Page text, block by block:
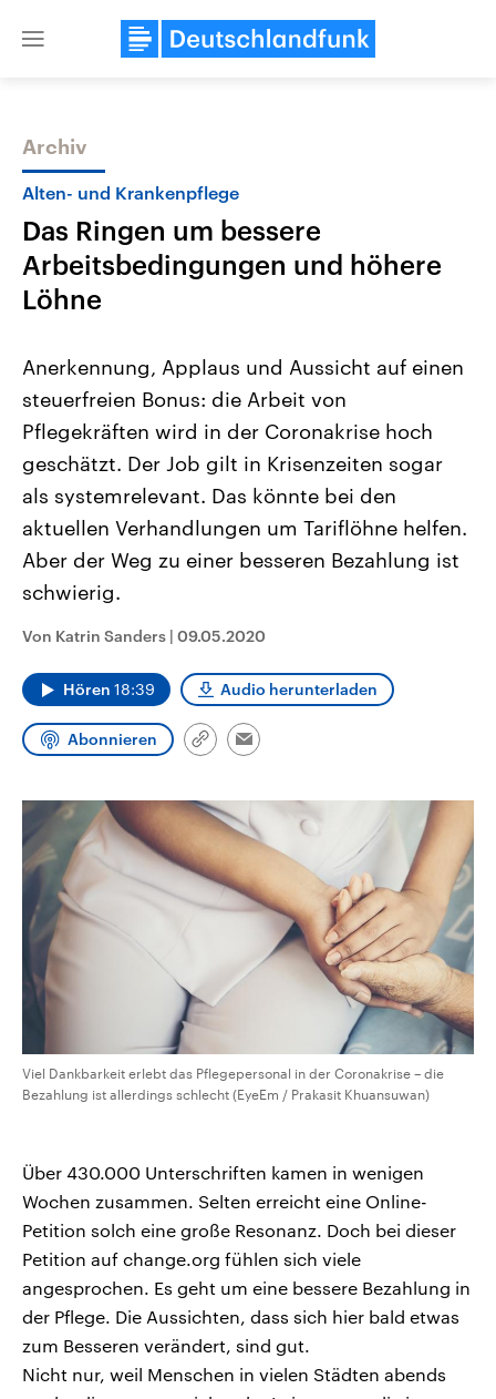
Close
Themen
2026
Alle Informationen
Sachsen-Anhalt wählt am 6.
September 2026 einen neuen
Landtag. Seit 2021 wird das
Bundesland von einer Koalition aus
CDU, SPD und FDP regiert.-
Umfragen, Prognosen,
und Hintergründe zu den Parteien
und Kandidaten der anstehenden
Wahl.
Aktuelle Beiträge,
Hintergründe
Wirtschaftlich und
gehören die Vereinigten
den mächtigsten Ländern
mit großem Einfluss auf
Sendungen Programm Podcasts
Archiv
Alten- und Krankenpflege
Das Ringen um bessere
Arbeitsbedingungen und höhere
Löhne
Anerkennung, Applaus und Aussicht auf einen
steuerfreien Bonus: die Arbeit von
Pflegekräften wird in der Coronakrise hoch
geschätzt. Der Job gilt in Krisenzeiten sogar
als systemrelevant. Das könnte bei den
aktuellen Verhandlungen um Tariflöhne helfen.
Aber der Weg zu einer besseren Bezahlung ist
schwierig.
Von Katrin Sanders | 09.05.2020
Hören 18:39 Audio herunterladen
Abonnieren
Link
Email
Viel Dankbarkeit erlebt das Pflegepersonal in der Coronakrise – die
Bezahlung ist allerdings schlecht (EyeEm / Prakasit Khuansuwan)
Über 430.000 Unterschriften kamen in wenigen
Wochen zusammen. Selten erreicht eine Online-
Petition solch eine große Resonanz. Doch bei dieser
Petition auf change.org fühlen sich viele
angesprochen. Es geht um eine bessere Bezahlung in
der Pflege. Die Aussichten, dass sich hier bald etwas
zum Besseren verändert, sind gut.
Nicht nur, weil Menschen in vielen Städten abends